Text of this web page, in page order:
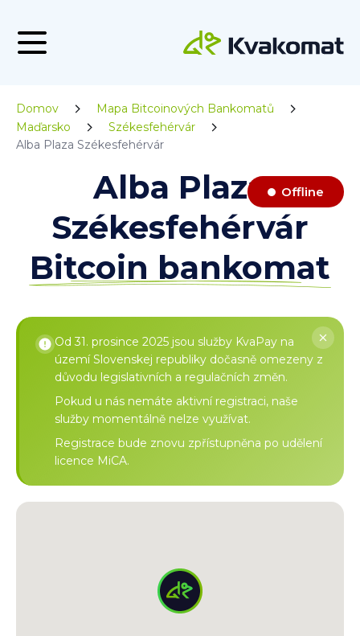
Domov
Mapa Bitcoinových Bankomatů
Maďarsko
Székesfehérvár
Alba Plaza Székesfehérvár
Alba Plaza
Székesfehérvár
Bitcoin bankomat
Offline
Od 31. prosince 2025 jsou služby KvaPay na
území Slovenskej republiky dočasně omezeny z
důvodu legislativních a regulačních změn.
Pokud u nás nemáte aktivní registraci, naše
služby momentálně nelze využívat.
Registrace bude znovu zpřístupněna po udělení
licence MiCA.